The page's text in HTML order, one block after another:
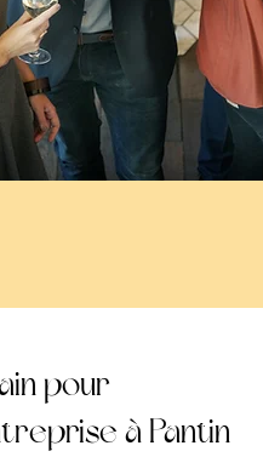
pour
à Pantin